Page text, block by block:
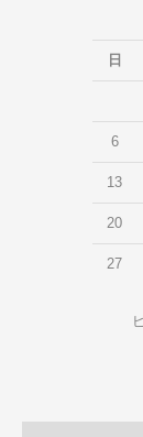
日
6
13
20
27